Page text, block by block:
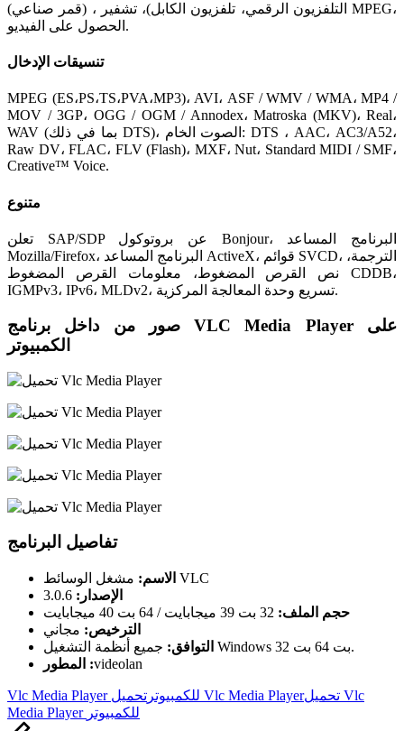
(قمر صناعي) ، التلفزيون الرقمي، تلفزيون الكابل)، تشفير MPEG،
الحصول على الفيديو.
تنسيقات الإدخال
MPEG (ES،PS،TS،PVA،MP3)، AVI، ASF / WMV / WMA، MP4 /
MOV / 3GP، OGG / OGM / Annodex، Matroska (MKV)، Real،
WAV (بما في ذلك DTS)، الصوت الخام: DTS ، AAC، AC3/A52،
Raw DV، FLAC، FLV (Flash)، MXF، Nut، Standard MIDI / SMF،
Creative™ Voice.
متنوع
تعلن SAP/SDP عن بروتوكول Bonjour، البرنامج المساعد
Mozilla/Firefox، البرنامج المساعد ActiveX، قوائم SVCD، الترجمة،
نص القرص المضغوط، معلومات القرص المضغوط CDDB،
IGMPv3، IPv6، MLDv2، تسريع وحدة المعالجة المركزية.
صور من داخل برنامج VLC Media Player على
الكمبيوتر
تفاصيل البرنامج
الاسم: مشغل الوسائط VLC
الإصدار:
حجم الملف:
الترخيص: مجاني
التوافق:
جميع أنظمة التشغيل Windows 32 بت 64 بت.
المطور :videolan
Tags:
Vlc Media Player للكمبيوتر تحميل Vlc Media Playerتحميل Vlc
Media Player للكمبيوتر